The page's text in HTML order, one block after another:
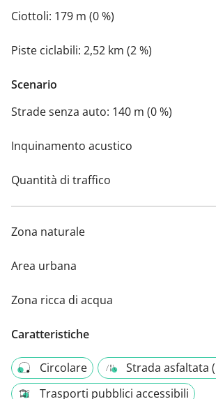
Ciottoli: 179 m (0 %)
Piste ciclabili: 2,52 km (2 %)
Scenario
Strade senza auto: 140 m (0 %)
Inquinamento acustico
Quantità di traffico
Zona naturale
Area urbana
Zona ricca di acqua
Caratteristiche
Circolare
Strada asfaltata
Trasporti pubblici accessibili